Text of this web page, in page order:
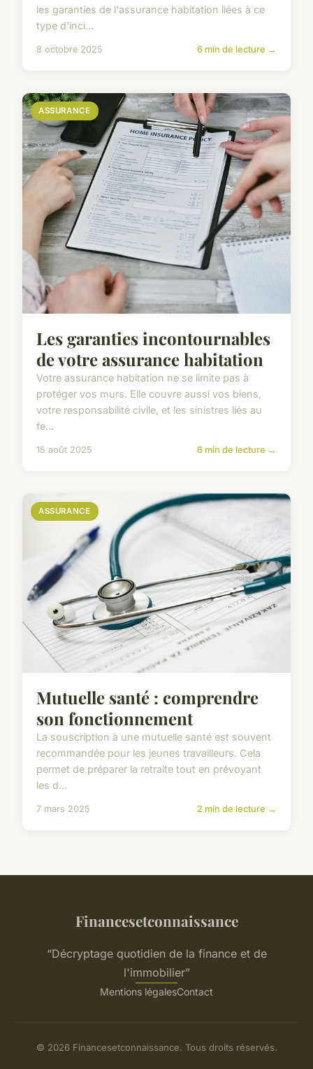
les garanties de l'assurance habitation liées à ce
type d'inci...
8 octobre 2025 6 min de lecture →
ASSURANCE
Les garanties incontournables
de votre assurance habitation
Votre assurance habitation ne se limite pas à
protéger vos murs. Elle couvre aussi vos biens,
votre responsabilité civile, et les sinistres liés au
fe...
15 août 2025 6 min de lecture →
ASSURANCE
Mutuelle santé : comprendre
son fonctionnement
La souscription à une mutuelle santé est souvent
recommandée pour les jeunes travailleurs. Cela
permet de préparer la retraite tout en prévoyant
les d...
7 mars 2025 2 min de lecture →
Financesetconnaissance
“Décryptage quotidien de la finance et de
l'immobilier”
Mentions légalesContact
© 2026 Financesetconnaissance. Tous droits réservés.